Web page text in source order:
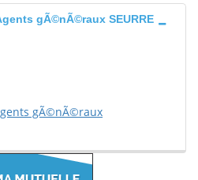
gÃ©nÃ©raux SEURRE
gÃ©nÃ©raux